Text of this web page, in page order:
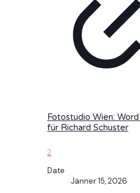
Fotostudio Wien:
für Richard Schuster
2
Date
Jänner 15, 2026